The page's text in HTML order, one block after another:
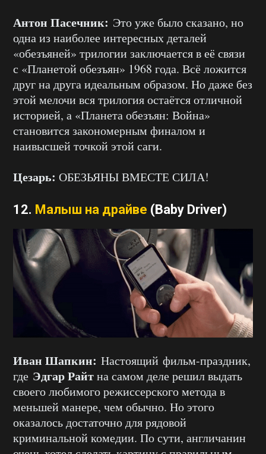
Антон Пасечник: Это уже было сказано, но
одна из наиболее интересных деталей
«обезъяней» трилогии заключается в её связи
с «Планетой обезъян» 1968 года. Всё ложится
друг на друга идеальным образом. Но даже без
этой мелочи вся трилогия остаётся отличной
историей, а «Планета обезъян: Война»
становится закономерным финалом и
наивысшей точкой этой саги.
Цезарь: ОБЕЗЬЯНЫ ВМЕСТЕ СИЛА!
12. Малыш на драйве (Baby Driver)
Иван Шапкин: Настоящий фильм-праздник,
где Эдгар Райтна самом деле решил выдать
своего любимого режиссерского метода в
меньшей манере, чем обычно. Но этого
оказалось достаточно для рядовой
криминальной комедии. По сути, англичанин